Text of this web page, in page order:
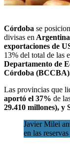
Córdoba se
divisas en
exportaciones de
13% del total de las
Departamento de
Córdoba
Las provincias que
aportó el 37% de
29.410 millones), y
Javier Milei
en las